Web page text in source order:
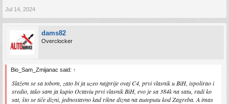
Jul 14, 2024
dams82
Overclocker
Bio_Sam_Zmijanac said: ↑
Slažem se sa tobom, zato bi ja uzeo najprije ovaj C4, prvi vlasnik u BiH, ispolirao i
sredio, tako sam ja kupio Octaviu prvi vlasnik BiH, evo je sa 384k na satu, radi ko
sat, što se tiče dizni, jednostavno kad rikne dizna na autoputu kod Zagreba. A imas